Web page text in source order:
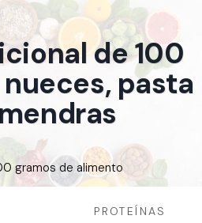
de 100
pasta
gramos de alimento
PROTEÍNAS